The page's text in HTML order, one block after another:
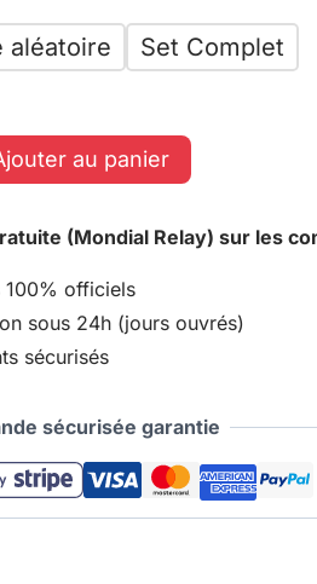
aléatoire Set Complet
au panier
(Mondial Relay) sur les
100% officiels
sous 24h (jours ouvrés)
sécurisés
sécurisée garantie